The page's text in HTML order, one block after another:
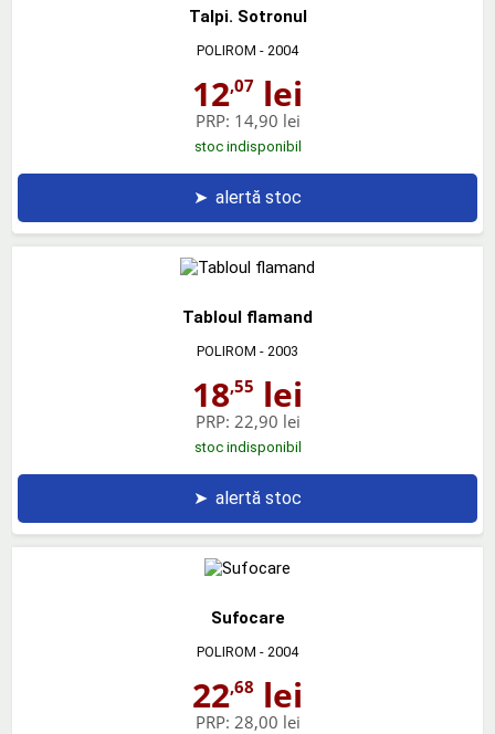
Talpi. Sotronul
POLIROM - 2004
12,07 lei
PRP: 14,90 lei
stoc indisponibil
➤ alertă stoc
Tabloul flamand
POLIROM - 2003
18,55 lei
PRP: 22,90 lei
stoc indisponibil
➤ alertă stoc
Sufocare
POLIROM - 2004
22,68 lei
PRP: 28,00 lei